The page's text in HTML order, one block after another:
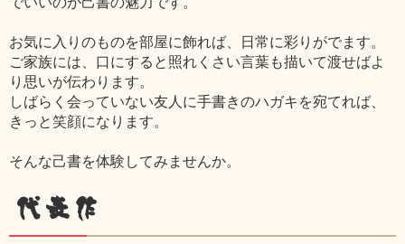
お気に入りのものを部屋に飾れば、日常に彩りがでます。
ご家族には、口にすると照れくさい言葉も描いて渡せばよ
り思いが伝わります。
しばらく会っていない友人に手書きのハガキを宛てれば、
きっと笑顔になります。
そんな己書を体験してみませんか。
代表作